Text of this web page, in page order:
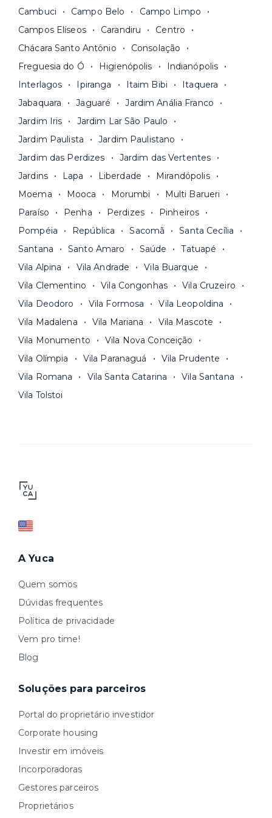
água, gás, energia e, em alguns casos, até
Os moradores ainda contam com a facilidade de
pagar todas as contas do mês junto com o
aluguel, em um boleto único. Quer ainda mais
praticidade? Escolha uma unidade com serviços
inclusos e solicite suporte e manutenção para a
nossa equipe via app.
Seja uma mala ou um caminhão de mudança: é
só levar as suas coisas e começar a morar.
menores para períodos mais longos. Você
pode comparar os valores e escolher o prazo
ideal para o seu momento de vida na página das
A melhor parte é que todo oprocesso de
documentação pelo site da Yuca e assina o
contrato na tela do seu computador ou celular.
Simples, seguro e sem burocracia!
Cambuci
Campo Belo
Campo Limpo
Campos Elíseos
Carandiru
Centro
Chácara Santo Antônio
Consolação
Freguesia do Ó
Higienópolis
Indianópolis
Interlagos
Ipiranga Itaim Bibi
Itaquera
Jabaquara
Jaguaré
Jardim Anália Franco
Jardim Iris
Jardim Lar São Paulo
Jardim Paulista
Jardim Paulistano
Jardim das Perdizes
Jardim das Vertentes
Jardins
Lapa Liberdade
Mirandópolis
Moema
Mooca Morumbi
Multi Barueri
Paraíso
Penha Perdizes
Pinheiros
Pompéia
República Sacomã
Santa Cecília
Santana
Santo Amaro Saúde
Tatuapé
Vila Alpina
Vila Andrade
Vila Buarque
Vila Clementino
Vila Congonhas
Vila Cruzeiro
Vila Deodoro
Vila Formosa
Vila Leopoldina
Vila Madalena
Vila Mariana
Vila Mascote
Vila Monumento
Vila Nova Conceição
Vila Olímpia
Vila Paranaguá
Vila Prudente
Vila Romana
Vila Santa Catarina
Vila Santana
Vila Tolstoi
A Yuca
Quem somos
Dúvidas frequentes
Política de privacidade
Vem pro time!
Blog
Soluções para parceiros
Portal do proprietário investidor
Corporate housing
Investir em imóveis
Incorporadoras
Gestores parceiros
Proprietários